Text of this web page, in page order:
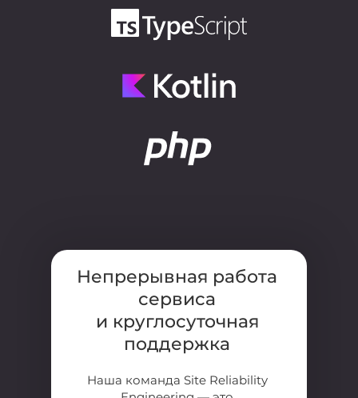
Непрерывная работа
сервиса
и круглосуточная
поддержка
Наша команда Site Reliability